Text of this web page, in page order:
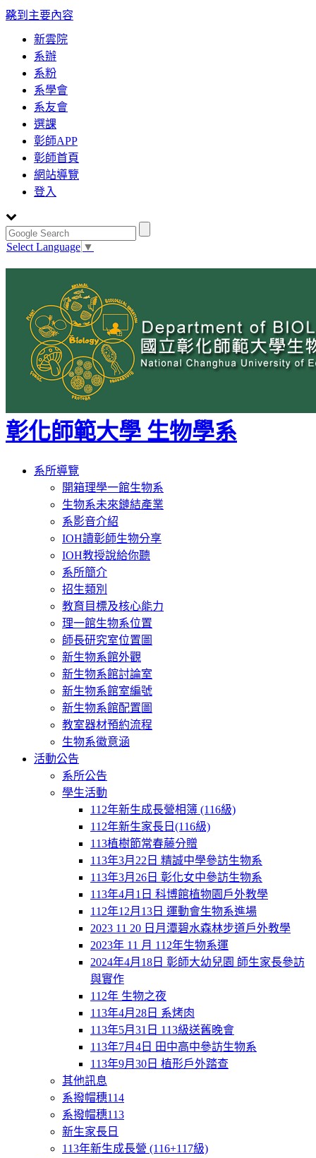
跳到主要內容
:::
新雲院
系辦
系粉
系學會
系友會
選課
彰師APP
彰師首頁
網站導覽
登入
Select Language ▼
彰化師範大學 生物學系
Toggle
navigation
系所導覽
開箱理學一館生物系
生物系未來鏈結產業
系影音介紹
IOH讀彰師生物分享
IOH教授說給你聽
系所簡介
招生類別
教育目標及核心能力
理一館生物系位置
師長研究室位置圖
新生物系館外觀
新生物系館討論室
新生物系館室編號
新生物系館配置圖
教室器材預約流程
生物系徽意涵
活動公告
系所公告
學生活動
112年新生成長營相簿 (116級)
112年新生家長日(116級)
113植樹節常春藤分贈
113年3月22日 精誠中學參訪生物系
113年3月26日 彰化女中參訪生物系
113年4月1日 科博館植物園戶外教學
112年12月13日 運動會生物系進場
2023 11 20 日月潭碧水森林步道戶外教學
2023年 11 月 112年生物系運
2024年4月18日 彰師大幼兒園 師生家長參訪
與實作
112年 生物之夜
113年4月28日 系烤肉
113年5月31日 113級送舊晚會
113年7月4日 田中高中參訪生物系
113年9月30日 植形戶外踏查
其他訊息
系撥帽穗114
系撥帽穗113
新生家長日
113年新生成長營 (116+117級)